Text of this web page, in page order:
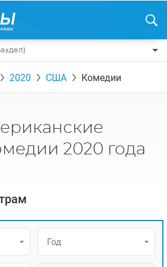
2020 США Комедии
2020 года
Год